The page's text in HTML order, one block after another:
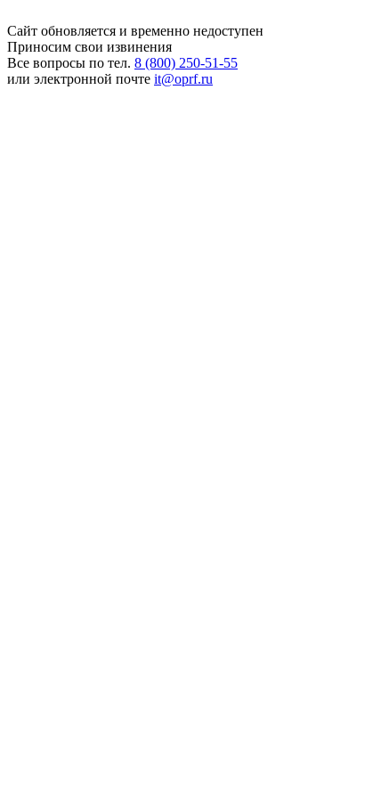
Сайт обновляется и временно недоступен
Приносим свои извинения
Все вопросы по тел. 8 (800) 250-51-55
или электронной почте it@oprf.ru